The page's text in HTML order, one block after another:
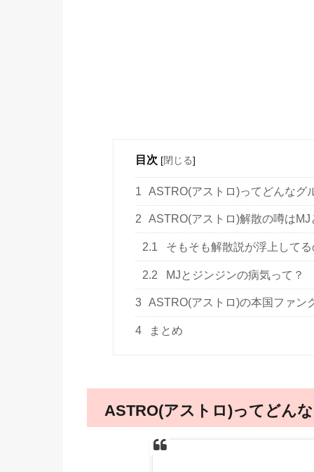
目次 [閉じる]
1 ASTRO(アストロ)ってどんなグ
2 ASTRO(アストロ)解散の噂は
2.1 そもそも解散説が浮上して
2.2 MJとジンジンの病気って？
3 ASTRO(アストロ)の本国ファン
4 まとめ
ASTRO(アストロ)ってどん